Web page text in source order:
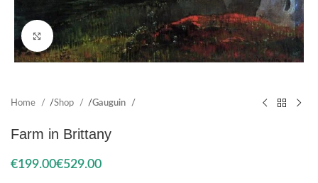
Click to enlarge
Home Shop Gauguin
Farm in Brittany
€ €